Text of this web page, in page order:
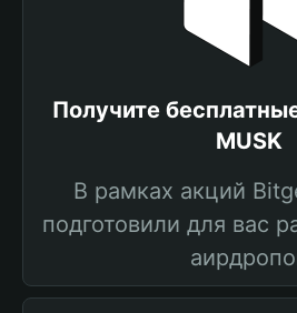
Получите
MUSK
В рамках акций
подготовили для вас